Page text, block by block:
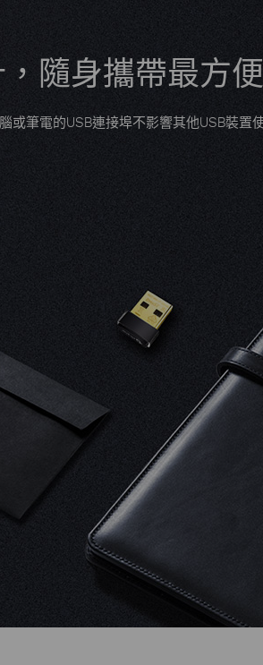
隨身攜帶最方便
筆電的USB連接埠不影響其他USB裝置